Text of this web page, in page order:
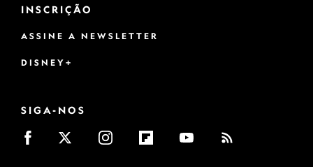
INSCRIÇÃO
ASSINE A NEWSLETTER
DISNEY+
SIGA-NOS